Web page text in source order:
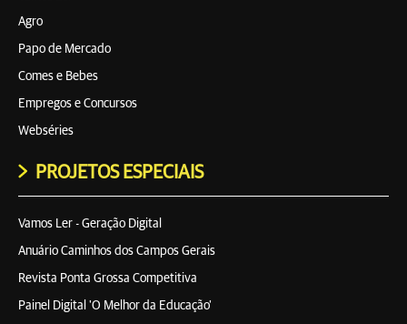
Agro
Papo de Mercado
Comes e Bebes
Empregos e Concursos
Webséries
PROJETOS ESPECIAIS
Vamos Ler - Geração Digital
Anuário Caminhos dos Campos Gerais
Revista Ponta Grossa Competitiva
Painel Digital 'O Melhor da Educação'